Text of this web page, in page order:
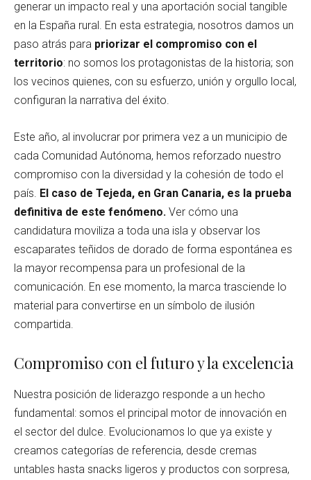
generar un impacto real y una aportación social tangible
en la España rural. En esta estrategia, nosotros damos un
paso atrás para priorizar el compromiso con el
territorio: no somos los protagonistas de la historia; son
los vecinos quienes, con su esfuerzo, unión y orgullo local,
configuran la narrativa del éxito.
Este año, al involucrar por primera vez a un municipio de
cada Comunidad Autónoma, hemos reforzado nuestro
compromiso con la diversidad y la cohesión de todo el
país. El caso de Tejeda, en Gran Canaria, es la prueba
definitiva de este fenómeno. Ver cómo una
candidatura moviliza a toda una isla y observar los
escaparates teñidos de dorado de forma espontánea es
la mayor recompensa para un profesional de la
comunicación. En ese momento, la marca trasciende lo
material para convertirse en un símbolo de ilusión
compartida.
Compromiso con el futuro y la excelencia
Nuestra posición de liderazgo responde a un hecho
fundamental: somos el principal motor de innovación en
el sector del dulce. Evolucionamos lo que ya existe y
creamos categorías de referencia, desde cremas
untables hasta snacks ligeros y productos con sorpresa,